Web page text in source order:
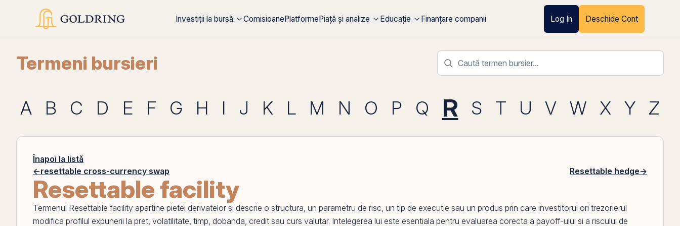
Investiții la bursă ComisioanePlatformePiață și analize Educație Finanțare companii Log In Deschide Cont
Termeni bursieri
A B C D E F G H I J K L M N O P Q R S T U V W X Y Z
Înapoi la listă
←resettable cross-currency swap Resettable hedge→
Resettable facility
Termenul Resettable facility apartine pietei derivatelor si descrie o structura, un parametru de risc, un tip de executie sau un produs prin care investitorul ori trezorierul
modifica profilul expunerii la pret, volatilitate, timp, dobanda, credit sau curs valutar. Intelegerea lui este esentiala pentru evaluarea corecta a payoff-ului si a riscului de